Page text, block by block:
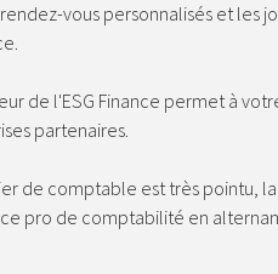
vous personnalisés et les
de l'ESG Finance permet à
partenaires.
de comptable est très pointu,
pro de comptabilité en